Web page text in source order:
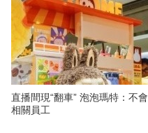
直播間現“翻車” 泡泡瑪特：不會開除
相關員工